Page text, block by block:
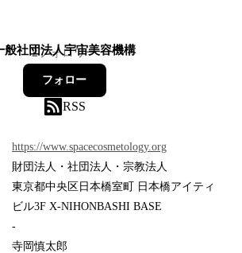
般社団法人宇宙美容機構
2フォロワー
フォロー
RSS
https://www.spacecosmetology.org
財団法人・社団法人・宗教法人
東京都中央区日本橋室町 日本橋アイティ
ビル3F X-NIHONBASHI BASE
-
寺岡慎太郎